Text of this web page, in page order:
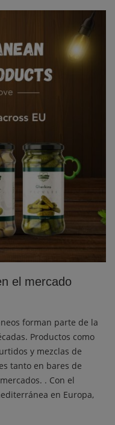
el mercado
forman parte de la
Productos como
y mezclas de
tanto en bares de
. Con el
en Europa,